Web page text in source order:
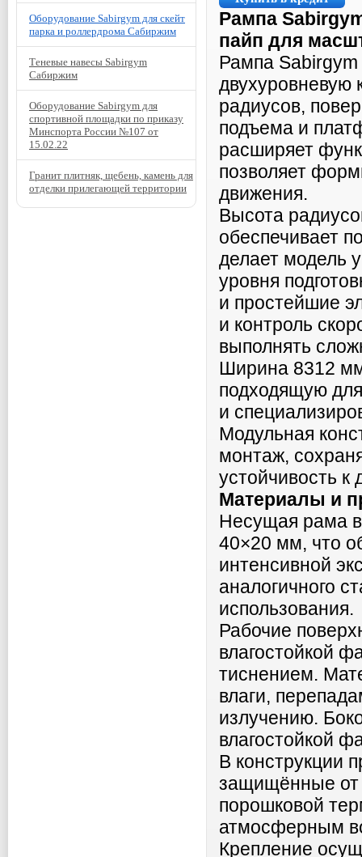
Рампа
пайп для
Рампа Sabirgym
двухуровневую
радиусов,
подъема и
расширяет
позволяет
движения.
Высота
обеспечивает
делает модель
уровня
и простейшие
и контроль
выполнять
Ширина 8312
подходящую
и
Модульная
монтаж,
устойчивость к
Материалы и
Несущая рама
40×20 мм, что
интенсивной
аналогичного
использования.
Рабочие
влагостойкой
тиснением.
влаги,
излучению.
влагостойкой
В конструкции
защищённые от
порошковой
атмосферным
Крепление
Оборудование Sabirgym для скейт
парка и роллердрома Сабиржим
Теневые навесы Sabirgym
Сабиржим
Оборудование Sabirgym для
спортивной площадки по приказу
Минспорта России №107 от
15.02.22
Гранит плитняк, щебень, камень для
отделки прилегающей территории